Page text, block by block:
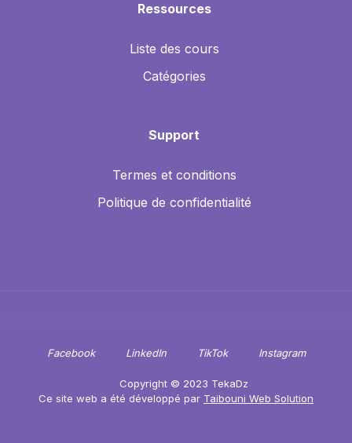
Ressources
Liste des cours
Catégories
Support
Termes et conditions
Politique de confidentialité
Facebook LinkedIn TikTok Instagram
Copyright © 2023 TekaDz
Ce site web a été développé par Taibouni Web Solution